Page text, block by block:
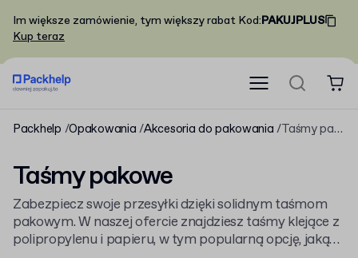
Im większe zamówienie, tym większy rabat Kod:PAKUJPLUS
Kup teraz
Packhelp Opakowania Akcesoria do pakowania Taśmy pakowe
Taśmy pakowe
Zabezpiecz swoje przesyłki dzięki solidnym taśmom
pakowym. W naszej ofercie znajdziesz taśmy klejące z
polipropylenu i papieru, w tym popularną opcję, jaką